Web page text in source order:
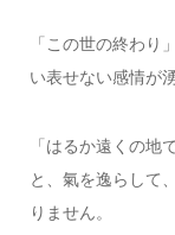
「この世の終わり
い表せない感情が
「はるか遠くの地
と、氣を逸らして
りません。